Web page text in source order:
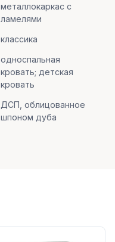
металлокаркас с
ламелями
классика
односпальная
кровать; детская
кровать
ДСП, облицованное
шпоном дуба